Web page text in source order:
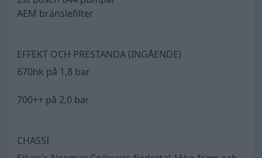
AEM bränslefilter
EFFEKT OCH PRESTANDA (INGÅENDE)
670hk på 1,8 bar
700++ på 2,0 bar
CHASSI